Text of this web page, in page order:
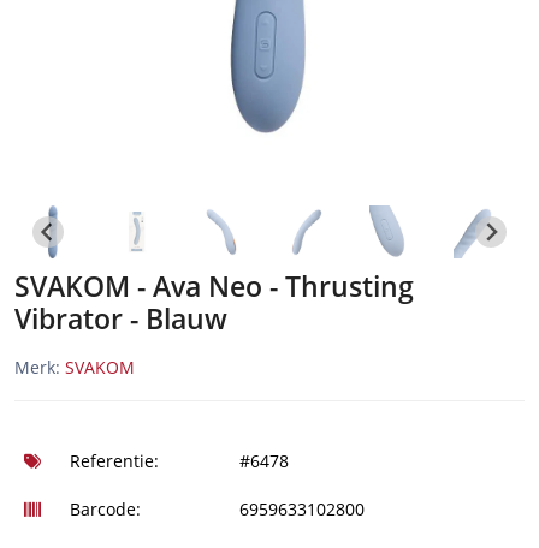
SVAKOM - Ava Neo - Thrusting
Vibrator - Blauw
Merk: SVAKOM
Referentie: #6478
Barcode: 6959633102800